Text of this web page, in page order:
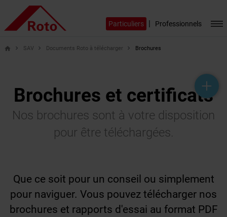
Particuliers | Professionnels
help_outline
headset_mic
mail_outline
home SAV Documents Roto à télécharger Brochures
Brochures et certificats
Nos brochures sont à votre disposition
pour être téléchargées.
Que ce soit pour un conseil ou simplement
pour naviguer. Vous pouvez télécharger nos
brochures et rapports d'essai au format PDF